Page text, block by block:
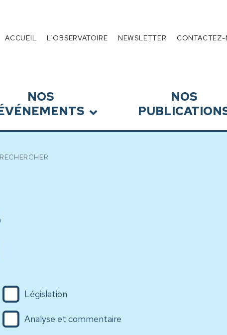
l’Endettement
Menu
ACCUEIL L’OBSERVATOIRE NEWSLETTER
NOS
NOS
RECHERCHER
Législation
Analyse et commentaire